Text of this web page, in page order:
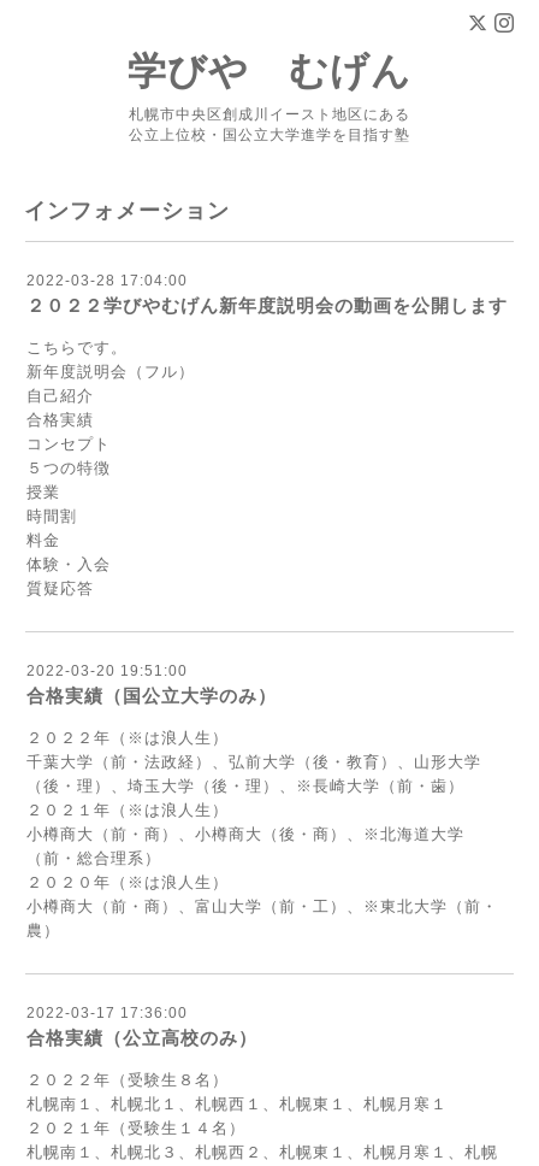
学びや むげん
札幌市中央区創成川イースト地区にある
公立上位校・国公立大学進学を目指す塾
インフォメーション
2022-03-28 17:04:00
２０２２学びやむげん新年度説明会の動画を公開します
こちらです。
新年度説明会（フル）
自己紹介
合格実績
コンセプト
５つの特徴
授業
時間割
料金
体験・入会
質疑応答
2022-03-20 19:51:00
合格実績（国公立大学のみ）
２０２２年（※は浪人生）
千葉大学（前・法政経）、弘前大学（後・教育）、山形大学
（後・理）、埼玉大学（後・理）、※長崎大学（前・歯）
２０２１年（※は浪人生）
小樽商大（前・商）、小樽商大（後・商）、※北海道大学
（前・総合理系）
２０２０年（※は浪人生）
小樽商大（前・商）、富山大学（前・工）、※東北大学（前・
農）
2022-03-17 17:36:00
合格実績（公立高校のみ）
２０２２年（受験生８名）
札幌南１、札幌北１、札幌西１、札幌東１、札幌月寒１
２０２１年（受験生１４名）
札幌南１、札幌北３、札幌西２、札幌東１、札幌月寒１、札幌